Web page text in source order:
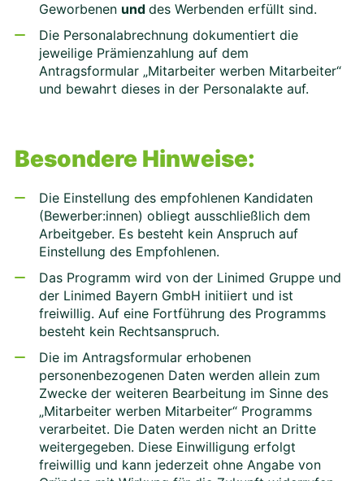
Geworbenen und des Werbenden erfüllt sind.
Die Personalabrechnung dokumentiert die
jeweilige Prämienzahlung auf dem
Antragsformular „Mitarbeiter werben Mitarbeiter“
und bewahrt dieses in der Personalakte auf.
Besondere Hinweise:
Die Einstellung des empfohlenen Kandidaten
(Bewerber:innen) obliegt ausschließlich dem
Arbeitgeber. Es besteht kein Anspruch auf
Einstellung des Empfohlenen.
Das Programm wird von der Linimed Gruppe und
der Linimed Bayern GmbH initiiert und ist
freiwillig. Auf eine Fortführung des Programms
besteht kein Rechtsanspruch.
Die im Antragsformular erhobenen
personenbezogenen Daten werden allein zum
Zwecke der weiteren Bearbeitung im Sinne des
„Mitarbeiter werben Mitarbeiter“ Programms
verarbeitet. Die Daten werden nicht an Dritte
weitergegeben. Diese Einwilligung erfolgt
freiwillig und kann jederzeit ohne Angabe von